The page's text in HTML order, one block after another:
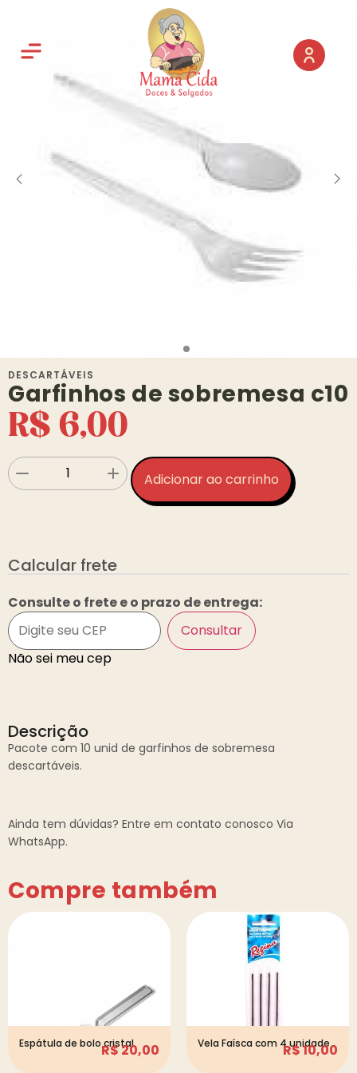
DESCARTÁVEIS
Garfinhos de sobremesa c10
R$ 6,00
Adicionar ao carrinho
Calcular frete
Consulte o frete e o prazo de entrega:
Consultar
Não sei meu cep
Descrição
Pacote com 10 unid de garfinhos de sobremesa
descartáveis.
Ainda tem dúvidas? Entre em contato conosco Via
WhatsApp.
Compre também
Espátula de bolo cristal
R$20,00 Vela Faísca com 4 unidade
R$10,00